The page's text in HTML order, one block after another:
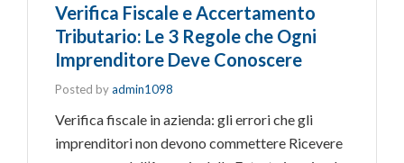
Verifica Fiscale e Accertamento
Tributario: Le 3 Regole che Ogni
Imprenditore Deve Conoscere
Posted byadmin1098
Verifica fiscale in azienda: gli errori che gli
imprenditori non devono commettere Ricevere